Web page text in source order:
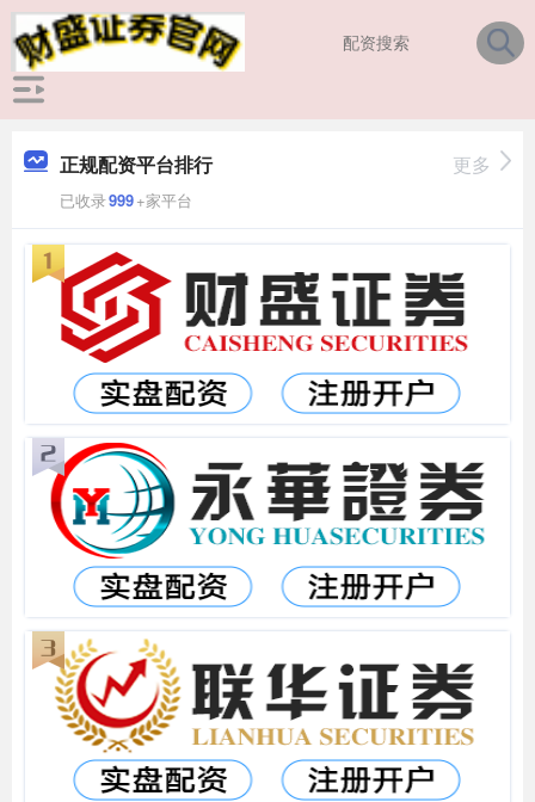
正规配资平台排行
已收录999+家平台
更多